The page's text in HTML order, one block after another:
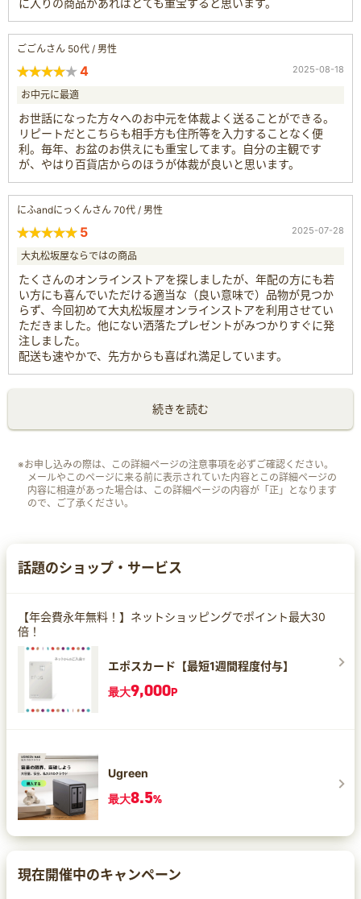
に入りの商品があればとても重宝すると思います。
ごごんさん 50代 / 男性
4 2025-08-18
お中元に最適
お世話になった方々へのお中元を体裁よく送ることができる。
リピートだとこちらも相手方も住所等を入力することなく便
利。毎年、お盆のお供えにも重宝してます。自分の主観です
が、やはり百貨店からのほうが体裁が良いと思います。
にふandにっくんさん 70代 / 男性
5 2025-07-28
大丸松坂屋ならではの商品
たくさんのオンラインストアを探しましたが、年配の方にも若
い方にも喜んでいただける適当な（良い意味で）品物が見つか
らず、今回初めて大丸松坂屋オンラインストアを利用させてい
ただきました。他にない洒落たプレゼントがみつかりすぐに発
注しました。
配送も速やかで、先方からも喜ばれ満足しています。
続きを読む
※お申し込みの際は、この詳細ページの注意事項を必ずご確認ください。
メールやこのページに来る前に表示されていた内容とこの詳細ページの
内容に相違があった場合は、この詳細ページの内容が「正」となります
ので、ご了承ください。
話題のショップ・サービス
【年会費永年無料！】ネットショッピングでポイント最大30
倍！
エポスカード【最短1週間程度付与】
最大9,000P
Ugreen
最大8.5%
現在開催中のキャンペーン